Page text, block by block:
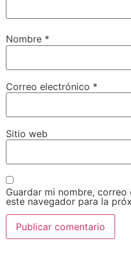
Nombre *
Correo electrónico *
Sitio web
Guardar mi nombre,
este navegador para la